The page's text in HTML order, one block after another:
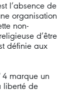
l’absence de
organisation
non-
d’être
définie aux
4 marque un
liberté de